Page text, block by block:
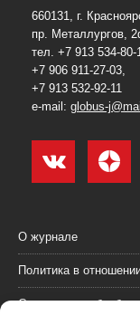
660131, г.
пр. Металлургов,
тел. +7 913 534-80-
+7 906 911-27-03,
+7 913 532-92-11
e-mail: globus-
О журнале
Политика в
Согласие на